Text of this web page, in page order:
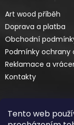
Tento web
Art wood příběh
Doprava a platba
Obchodní
Podmínky ochrany
Reklamace a
Kontakty